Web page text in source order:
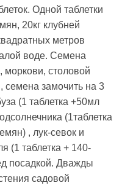
Одной таблетки
20кг клубней
метров
воде. Семена
моркови, столовой
семена замочить на 3
(1 таблетка +50мл
(1таблетка
, лук-севок и
(1 таблетка + 140-
посадкой. Дважды
садовой